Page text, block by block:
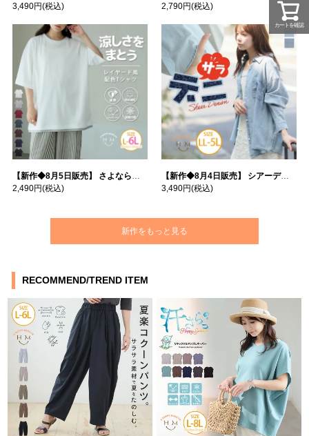
3,490円(税込)
2,790円(税込)
【新作◆8月5日販売】 さよなら猛暑 涼しさを着る 遮熱 接触冷感 吸水・速乾 五分袖 コンフォートメッシュ 配色レイヤード 風ゆる Tシャツ | 大きいサイズの通販ならハッピーマリリン
2,490円(税込)
【新作◆8月4日販売】 シアーデニムで お洒落に肌隠し | 大きいサイズの通販ならハッピーマリリン
3,490円(税込)
新作をもっと見る
RECOMMEND/TREND ITEM
カートを確認